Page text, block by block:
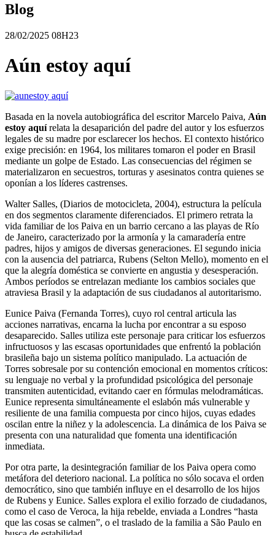
Blog
28/02/2025 08H23
Aún estoy aquí
Basada en la novela autobiográfica del escritor Marcelo Paiva, Aún
estoy aquírelata la desaparición del padre del autor y los esfuerzos
legales de su madre por esclarecer los hechos. El contexto histórico
exige precisión: en 1964, los militares tomaron el poder en Brasil
mediante un golpe de Estado. Las consecuencias del régimen se
materializaron en secuestros, torturas y asesinatos contra quienes se
oponían a los líderes castrenses.
Walter Salles, (Diarios de motocicleta, 2004), estructura la película
en dos segmentos claramente diferenciados. El primero retrata la
vida familiar de los Paiva en un barrio cercano a las playas de Río
de Janeiro, caracterizado por la armonía y la camaradería entre
padres, hijos y amigos de diversas generaciones. El segundo inicia
con la ausencia del patriarca, Rubens (Selton Mello), momento en el
que la alegría doméstica se convierte en angustia y desesperación.
Ambos períodos se entrelazan mediante los cambios sociales que
atraviesa Brasil y la adaptación de sus ciudadanos al autoritarismo.
Eunice Paiva (Fernanda Torres), cuyo rol central articula las
acciones narrativas, encarna la lucha por encontrar a su esposo
desaparecido. Salles utiliza este personaje para criticar los esfuerzos
infructuosos y las escasas oportunidades que enfrentó la población
brasileña bajo un sistema político manipulado. La actuación de
Torres sobresale por su contención emocional en momentos críticos:
su lenguaje no verbal y la profundidad psicológica del personaje
transmiten autenticidad, evitando caer en fórmulas melodramáticas.
Eunice representa simultáneamente el eslabón más vulnerable y
resiliente de una familia compuesta por cinco hijos, cuyas edades
oscilan entre la niñez y la adolescencia. La dinámica de los Paiva se
presenta con una naturalidad que fomenta una identificación
inmediata.
Por otra parte, la desintegración familiar de los Paiva opera como
metáfora del deterioro nacional. La política no sólo socava el orden
democrático, sino que también influye en el desarrollo de los hijos
de Rubens y Eunice. Salles explora el exilio forzado de ciudadanos,
como el caso de Veroca, la hija rebelde, enviada a Londres “hasta
que las cosas se calmen”, o el traslado de la familia a São Paulo en